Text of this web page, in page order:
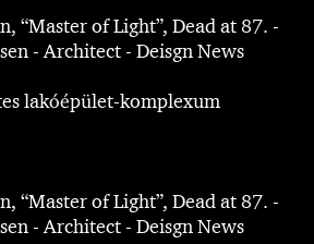
lakóépület-komplexum